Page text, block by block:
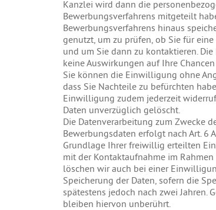
Kanzlei wird dann die
Bewerbungsverfahrens mitgeteilt
Bewerbungsverfahrens hinaus
genutzt, um zu prüfen, ob Sie für
und um Sie dann zu kontaktieren.
keine Auswirkungen auf Ihre
Sie können die Einwilligung ohne
dass Sie Nachteile zu befürchten
Einwilligung zudem jederzeit
Daten unverzüglich gelöscht.
Die Datenverarbeitung zum Zwecke
Bewerbungsdaten erfolgt nach Art. 6
Grundlage Ihrer freiwillig erteilten
mit der Kontaktaufnahme im
löschen wir auch bei einer
Speicherung der Daten, sofern die
spätestens jedoch nach zwei Jahren.
bleiben hiervon unberührt.